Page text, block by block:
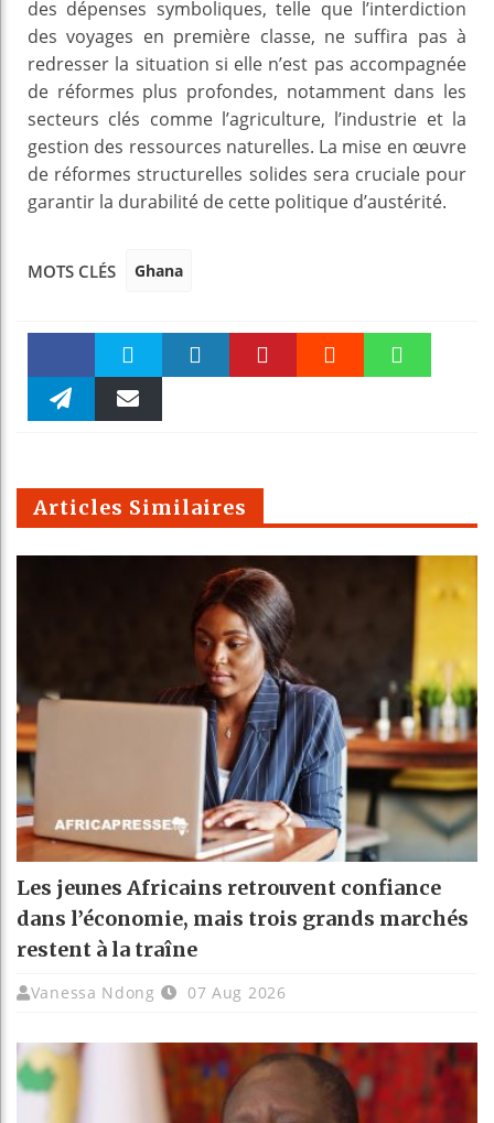
des dépenses symboliques, telle que l’interdiction
des voyages en première classe, ne suffira pas à
redresser la situation si elle n’est pas accompagnée
de réformes plus profondes, notamment dans les
secteurs clés comme l’agriculture, l’industrie et la
gestion des ressources naturelles. La mise en œuvre
de réformes structurelles solides sera cruciale pour
garantir la durabilité de cette politique d’austérité.
MOTS CLÉS Ghana
Faceboo Twitter
m
Articles Similaires
Les jeunes Africains retrouvent confiance
dans l’économie, mais trois grands marchés
restent à la traîne
Vanessa Ndong 07 Aug 2026